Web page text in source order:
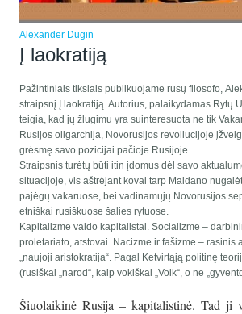
Alexander Dugin
Į laokratiją
Pažintiniais tikslais publikuojame rusų filosofo,
straipsnį Į laokratiją. Autorius, palaikydamas Rytų
teigia, kad jų žlugimu yra suinteresuota ne tik
Rusijos oligarchija, Novorusijos revoliucijoje
grėsmę savo pozicijai pačioje Rusijoje.
Straipsnis turėtų būti itin įdomus dėl savo
situacijoje, vis aštrėjant kovai tarp Maidano
pajėgų vakaruose, bei vadinamųjų Novorusijos
etniškai rusiškuose šalies rytuose.
Kapitalizme valdo kapitalistai. Socializme –
proletariato, atstovai. Nacizme ir fašizme – rasinis
„naujoji aristokratija“. Pagal Ketvirtąją politinę
(rusiškai „narod“, kaip vokiškai „Volk“, o ne
Šiuolaikinė Rusija – kapitalistinė. Tad ji